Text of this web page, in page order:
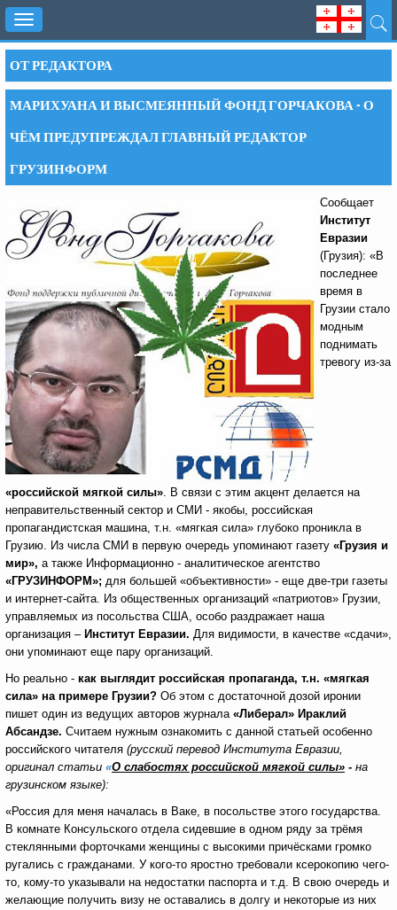
Toggle
navigation
ОТ РЕДАКТОРА
МАРИХУАНА И ВЫСМЕЯННЫЙ ФОНД ГОРЧАКОВА - О
ЧЁМ ПРЕДУПРЕЖДАЛ ГЛАВНЫЙ РЕДАКТОР
ГРУЗИНФОРМ
Сообщает
Институт
Евразии
(Грузия): «В
последнее
время в
Грузии стало
модным
поднимать
тревогу из-за
«российской мягкой силы». В связи с этим акцент делается на
неправительственный сектор и СМИ - якобы, российская
пропагандистская машина, т.н. «мягкая сила» глубоко проникла в
Грузию. Из числа СМИ в первую очередь упоминают газету «Грузия и
мир», а также Информационно - аналитическое агентство
«ГРУЗИНФОРМ»; для большей «объективности» - еще две-три газеты
и интернет-сайта. Из общественных организаций «патриотов» Грузии,
управляемых из посольства США, особо раздражает наша
организация – Институт Евразии. Для видимости, в качестве «сдачи»,
они упоминают еще пару организаций.
Но реально - как выглядит российская пропаганда, т.н. «мягкая
сила» на примере Грузии? Об этом с достаточной дозой иронии
пишет один из ведущих авторов журнала «Либерал» Ираклий
Абсандзе. Считаем нужным ознакомить с данной статьей особенно
российского читателя (русский перевод Института Евразии,
оригинал статьи «О слабостях российской мягкой силы» - на
грузинском языке):
«Россия для меня началась в Ваке, в посольстве этого государства.
В комнате Консульского отдела сидевшие в одном ряду за трёмя
стеклянными форточками женщины с высокими причёсками громко
ругались с гражданами. У кого-то яростно требовали ксерокопию чего-
то, кому-то указывали на недостатки паспорта и т.д. В свою очередь и
желающие получить визу не оставались в долгу и некоторые из них